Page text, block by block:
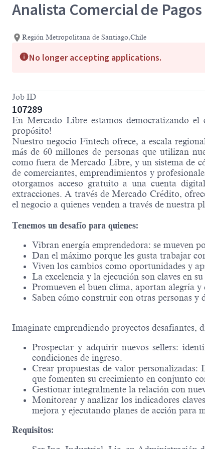
Analista Comercial de
Región Metropolitana de Santiago,Chile
No longer accepting applications.
Job ID
107289
En Mercado Libre estamos democratizando
propósito!
Nuestro negocio Fintech ofrece, a escala
más de 60 millones de personas que utilizan
como fuera de Mercado Libre, y un sistema de
de comerciantes, emprendimientos y
otorgamos acceso gratuito a una cuenta
extracciones. A través de Mercado Crédito,
el negocio a quienes venden a través de nuestra
Tenemos un desafío para quienes:
Vibran energía emprendedora: se mueven
Dan el máximo porque les gusta trabajar
Viven los cambios como oportunidades y
La excelencia y la ejecución son claves en
Promueven el buen clima, aportan alegría y
Saben cómo construir con otras personas
Imaginate emprendiendo proyectos desafiantes,
Prospectar y adquirir nuevos sellers:
condiciones de ingreso.
Crear propuestas de valor personalizadas:
que fomenten su crecimiento en conjunto
Gestionar integralmente la relación con
Monitorear y analizar los indicadores
mejora y ejecutando planes de acción para
Requisitos: